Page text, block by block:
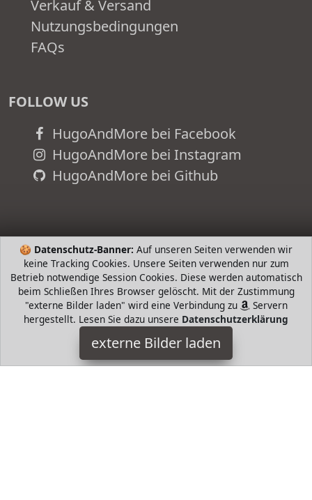
🍪 Datenschutz-Banner: Auf unseren Seiten verwenden wir
keine Tracking Cookies. Unsere Seiten verwenden nur zum
Betrieb notwendige Session Cookies. Diese werden automatisch
beim Schließen Ihres Browser gelöscht. Mit der Zustimmung
"externe Bilder laden" wird eine Verbindung zu
Servern
hergestellt. Lesen Sie dazu unsere Datenschutzerklärung
externe Bilder laden
Verkauf & Versand
Nutzungsbedingungen
FAQs
FOLLOW US
HugoAndMore bei Facebook
HugoAndMore bei Instagram
HugoAndMore bei Github
EGLO
Haushaltswaren leuchte aus Stahl und einem Lampenschirm